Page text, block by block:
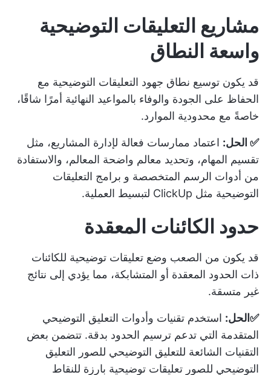
مشاريع التعليقات التوضيحية
واسعة النطاق
قد يكون توسيع نطاق جهود التعليقات التوضيحية مع
الحفاظ على الجودة والوفاء بالمواعيد النهائية أمرًا شاقًا،
خاصةً مع محدودية الموارد.
✅ الحل: اعتماد ممارسات فعالة لإدارة المشاريع، مثل
تقسيم المهام، وتحديد معالم واضحة المعالم، والاستفادة
من أدوات الرسم المتخصصة و برامج التعليقات
التوضيحية مثل ClickUp لتبسيط العملية.
حدود الكائنات المعقدة
قد يكون من الصعب وضع تعليقات توضيحية للكائنات
ذات الحدود المعقدة أو المتشابكة، مما يؤدي إلى نتائج
غير متسقة.
✅الحل: استخدم تقنيات وأدوات التعليق التوضيحي
المتقدمة التي تدعم ترسيم الحدود بدقة. تتضمن بعض
التقنيات الشائعة للتعليق التوضيحي للصور التعليق
التوضيحي للصور تعليقات توضيحية بارزة للنقاط